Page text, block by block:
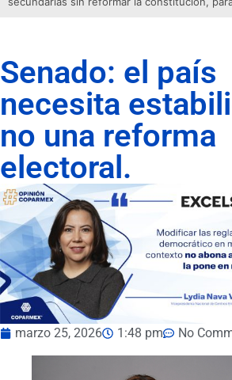
Senado: el país
necesita
no una reforma
electoral.
marzo 25, 2026 1:48 pm
No